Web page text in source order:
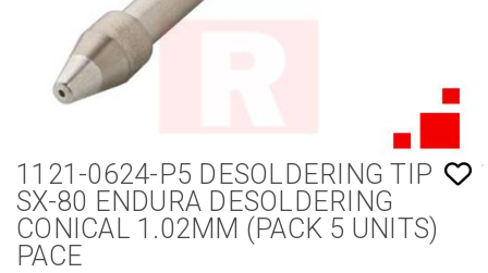
1121-0624-P5 DESOLDERING TIP
SX-80 ENDURA DESOLDERING
CONICAL 1.02MM (PACK 5 UNITS)
PACE